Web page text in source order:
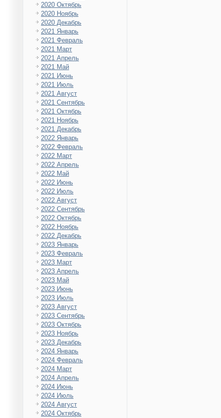
2020 Октябрь
2020 Ноябрь
2020 Декабрь
2021 Январь
2021 Февраль
2021 Март
2021 Апрель
2021 Май
2021 Июнь
2021 Июль
2021 Август
2021 Сентябрь
2021 Октябрь
2021 Ноябрь
2021 Декабрь
2022 Январь
2022 Февраль
2022 Март
2022 Апрель
2022 Май
2022 Июнь
2022 Июль
2022 Август
2022 Сентябрь
2022 Октябрь
2022 Ноябрь
2022 Декабрь
2023 Январь
2023 Февраль
2023 Март
2023 Апрель
2023 Май
2023 Июнь
2023 Июль
2023 Август
2023 Сентябрь
2023 Октябрь
2023 Ноябрь
2023 Декабрь
2024 Январь
2024 Февраль
2024 Март
2024 Апрель
2024 Июнь
2024 Июль
2024 Август
2024 Октябрь